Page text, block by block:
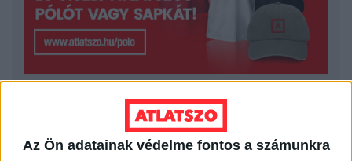
Az Ön adatainak védelme fontos a számunkra
LEGFRISSEBB
2026. augusztus 7.